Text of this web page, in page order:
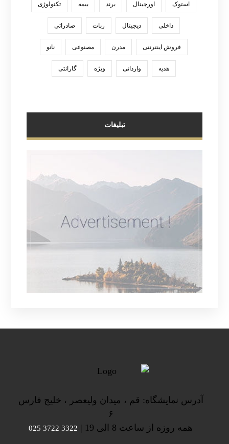
استوک اورجینال برند بیمه تکنولوژی
داخلی دیجیتال ربات صادراتی
فروش اینترنتی مدرن مصنوعی نانو
هدیه وارداتی ویژه گارانتی
تبلیغات
آدرس نمایشگاه: قم ، میدان ولیعصر ، خلیج فارس
۶
همه روزه از ساعت 8 الی 19 |
3322 3722 025